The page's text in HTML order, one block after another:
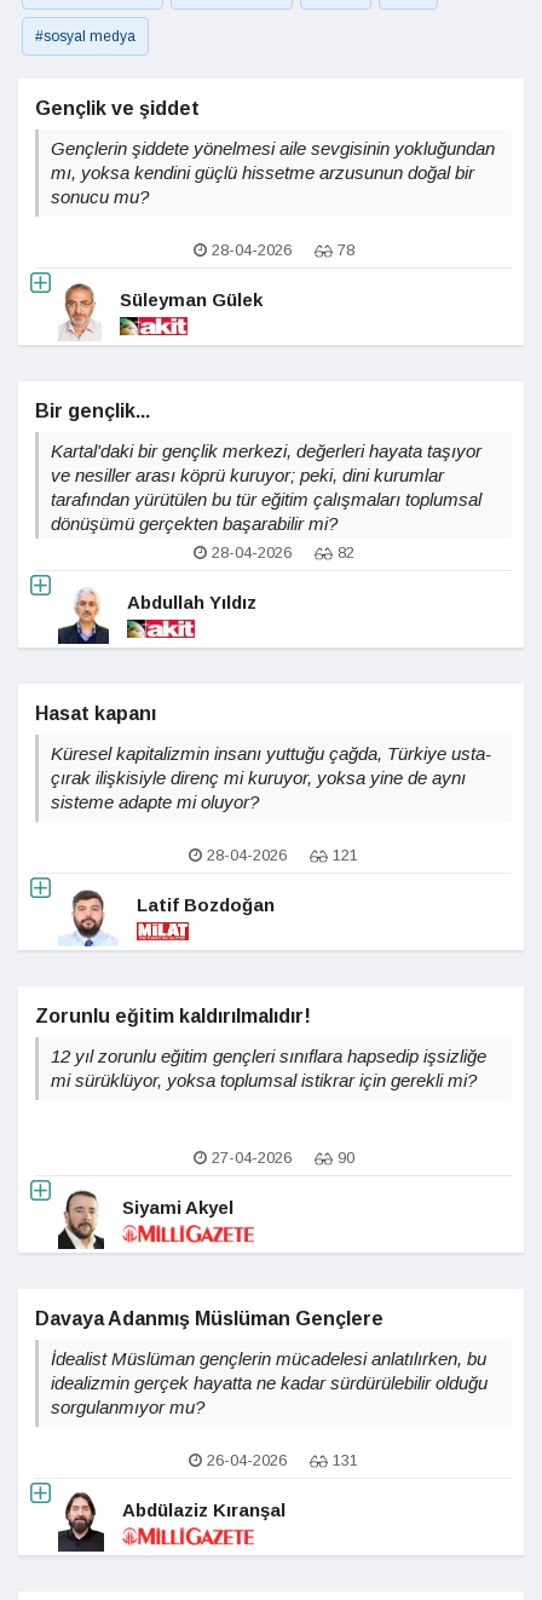
#sosyal medya
Gençlik ve şiddet
Gençlerin şiddete yönelmesi aile sevgisinin yokluğundan
mı, yoksa kendini güçlü hissetme arzusunun doğal bir
sonucu mu?
28-04-2026 78
Süleyman Gülek
Bir gençlik...
Kartal'daki bir gençlik merkezi, değerleri hayata taşıyor
ve nesiller arası köprü kuruyor; peki, dini kurumlar
tarafından yürütülen bu tür eğitim çalışmaları toplumsal
dönüşümü gerçekten başarabilir mi?
28-04-2026 82
Abdullah Yıldız
Hasat kapanı
Küresel kapitalizmin insanı yuttuğu çağda, Türkiye usta-
çırak ilişkisiyle direnç mi kuruyor, yoksa yine de aynı
sisteme adapte mi oluyor?
28-04-2026 121
Latif Bozdoğan
Zorunlu eğitim kaldırılmalıdır!
12 yıl zorunlu eğitim gençleri sınıflara hapsedip işsizliğe
mi sürüklüyor, yoksa toplumsal istikrar için gerekli mi?
27-04-2026 90
Siyami Akyel
Davaya Adanmış Müslüman Gençlere
İdealist Müslüman gençlerin mücadelesi anlatılırken, bu
idealizmin gerçek hayatta ne kadar sürdürülebilir olduğu
sorgulanmıyor mu?
26-04-2026 131
Abdülaziz Kıranşal